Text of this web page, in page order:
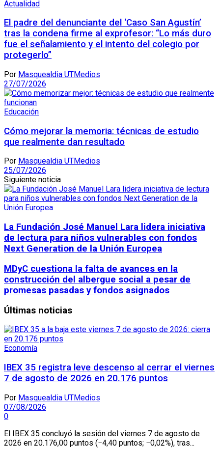
Actualidad
El padre del denunciante del ‘Caso San Agustín’
tras la condena firme al exprofesor: “Lo más duro
fue el señalamiento y el intento del colegio por
protegerlo”
Por Masquealdia UTMedios
27/07/2026
Educación
Cómo mejorar la memoria: técnicas de estudio
que realmente dan resultado
Por Masquealdia UTMedios
25/07/2026
Siguiente noticia
La Fundación José Manuel Lara lidera iniciativa
de lectura para niños vulnerables con fondos
Next Generation de la Unión Europea
MDyC cuestiona la falta de avances en la
construcción del albergue social a pesar de
promesas pasadas y fondos asignados
Últimas noticias
Economía
IBEX 35 registra leve descenso al cerrar el viernes
7 de agosto de 2026 en 20.176 puntos
Por Masquealdia UTMedios
07/08/2026
0
El IBEX 35 concluyó la sesión del viernes 7 de agosto de
2026 en 20.176,00 puntos (−4,40 puntos; −0,02%), tras...